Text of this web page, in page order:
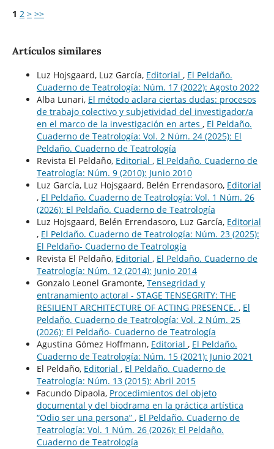
1 2 > >>
Artículos similares
Luz Hojsgaard, Luz García, Editorial , El Peldaño.
Cuaderno de Teatrología: Núm. 17 (2022): Agosto 2022
Alba Lunari, El método aclara ciertas dudas: procesos
de trabajo colectivo y subjetividad del investigador/a
en el marco de la investigación en artes , El Peldaño.
Cuaderno de Teatrología: Vol. 2 Núm. 24 (2025): El
Peldaño. Cuaderno de Teatrología
Revista El Peldaño, Editorial , El Peldaño. Cuaderno de
Teatrología: Núm. 9 (2010): Junio 2010
Luz García, Luz Hojsgaard, Belén Errendasoro, Editorial
, El Peldaño. Cuaderno de Teatrología: Vol. 1 Núm. 26
(2026): El Peldaño. Cuaderno de Teatrología
Luz Hojsgaard, Belén Errendasoro, Luz García, Editorial
, El Peldaño. Cuaderno de Teatrología: Núm. 23 (2025):
El Peldaño- Cuaderno de Teatrología
Revista El Peldaño, Editorial , El Peldaño. Cuaderno de
Teatrología: Núm. 12 (2014): Junio 2014
Gonzalo Leonel Gramonte, Tensegridad y
entranamiento actoral - STAGE TENSEGRITY: THE
RESILIENT ARCHITECTURE OF ACTING PRESENCE. , El
Peldaño. Cuaderno de Teatrología: Vol. 2 Núm. 25
(2026): El Peldaño- Cuaderno de Teatrología
Agustina Gómez Hoffmann, Editorial , El Peldaño.
Cuaderno de Teatrología: Núm. 15 (2021): Junio 2021
El Peldaño, Editorial , El Peldaño. Cuaderno de
Teatrología: Núm. 13 (2015): Abril 2015
Facundo Dipaola, Procedimientos del objeto
documental y del biodrama en la práctica artística
“Odio ser una persona” , El Peldaño. Cuaderno de
Teatrología: Vol. 1 Núm. 26 (2026): El Peldaño.
Cuaderno de Teatrología